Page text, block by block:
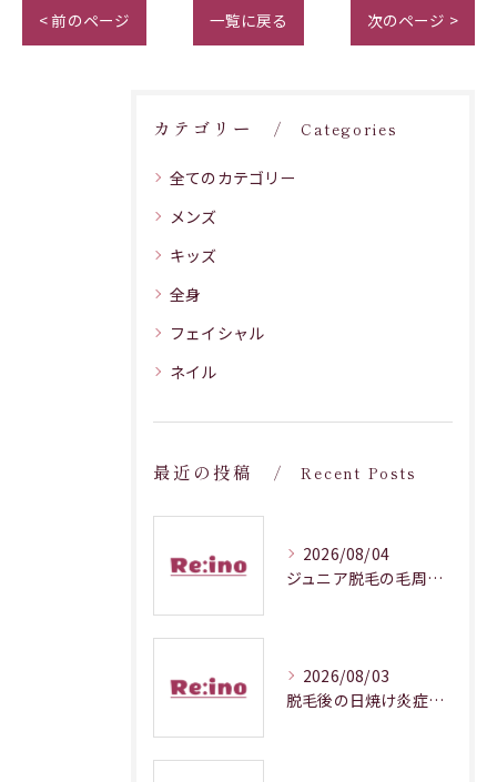
< 前のページ 一覧に戻る 次のページ >
カテゴリー Categories
全てのカテゴリー
メンズ
キッズ
全身
フェイシャル
ネイル
最近の投稿 Recent Posts
2026/08/04
ジュニア脱毛の毛周期調整メカニズム解説
2026/08/03
脱毛後の日焼け炎症対処法徹底解説